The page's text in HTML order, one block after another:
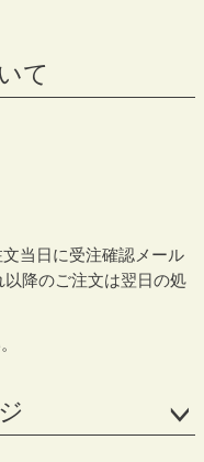
て
当日に受注確認メール
降のご注文は翌日の処